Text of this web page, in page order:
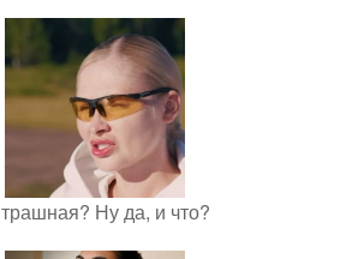
Ну да, и что?